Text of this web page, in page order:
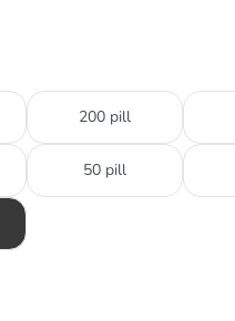
200 pill
50 pill